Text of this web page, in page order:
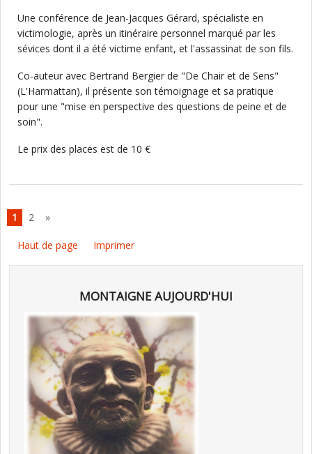
Une conférence de Jean-Jacques Gérard, spécialiste en
victimologie, après un itinéraire personnel marqué par les
sévices dont il a été victime enfant, et l'assassinat de son fils.
Co-auteur avec Bertrand Bergier de "De Chair et de Sens"
(L'Harmattan), il présente son témoignage et sa pratique
pour une "mise en perspective des questions de peine et de
soin".
Le prix des places est de 10 €
1 2 »
Haut de page Imprimer
MONTAIGNE AUJOURD'HUI